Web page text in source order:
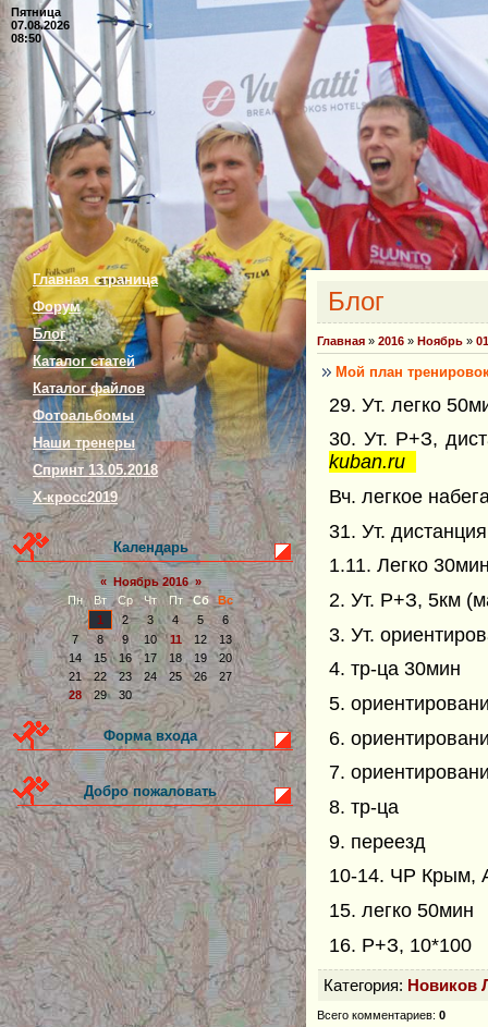
Пятница
07.08.2026
08:50
Главная страница
Форум
Блог
Каталог статей
Каталог файлов
Фотоальбомы
Наши тренеры
Спринт 13.05.2018
Х-кросс2019
Календарь
« Ноябрь 2016 »
Пн
Вт Ср Чт Пт Сб
Вс
1
2 3 4 5
6
7
8 9 10 11 12
13
14
15 16 17 18 19
20
21
22 23 24 25 26
27
28
29 30
Форма входа
Добро пожаловать
Блог
Главная » 2016 » Ноябрь » 01
Мой план
29. Ут. легко
30. Ут. Р+З,
kuban.ru
Вч. легкое
31. Ут.
1.11. Легко
2. Ут. Р+З, 5км
3. Ут.
4. тр-ца 30мин
5.
6.
7.
8. тр-ца
9. переезд
10-14. ЧР Крым,
15. легко 50мин
16. Р+З, 10*100
Категория: Новиков
Всего комментариев: 0